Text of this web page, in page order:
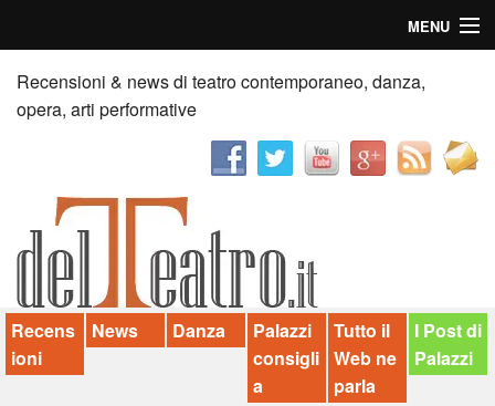
MENU
Home
Recensioni
News
Palazzi consiglia
Video
Chi siamo
Recensioni & news di teatro contemporaneo, danza,
opera, arti performative
Recens
ioni
News Danza
Palazzi
consigli
a
Tutto il
Web ne
parla
I Post di
Palazzi